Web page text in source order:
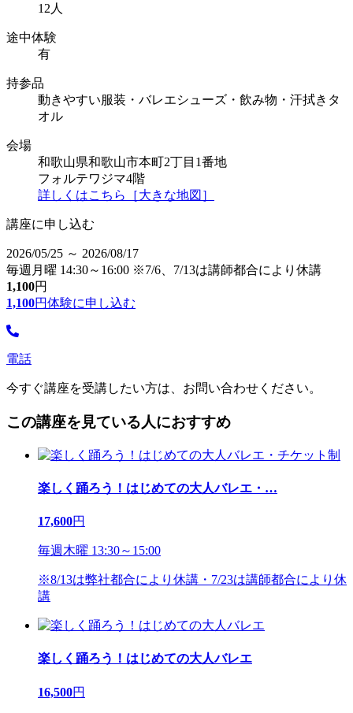
12人
途中体験
有
持参品
動きやすい服装・バレエシューズ・飲み物・汗拭きタ
オル
会場
和歌山県和歌山市本町2丁目1番地
フォルテワジマ4階
詳しくはこちら［大きな地図］
講座に申し込む
2026/05/25 ～ 2026/08/17
毎週月曜 14:30～16:00 ※7/6、7/13は講師都合により休講
1,100円
1,100円体験に申し込む
電話
今すぐ講座を受講したい方は、お問い合わせください。
この講座を見ている人におすすめ
楽しく踊ろう！はじめての大人バレエ・ …
17,600円
毎週木曜 13:30～15:00
※8/13は弊社都合により休講・7/23は講師都合により休
講
楽しく踊ろう！はじめての大人バレエ
16,500円